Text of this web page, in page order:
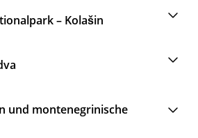
– Kolašin
und montenegrinische